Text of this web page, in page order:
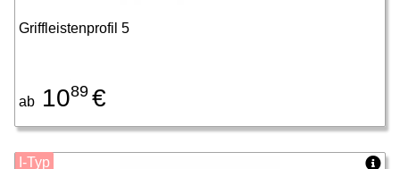
Griffleistenprofil 5
ab 1089 €
I-Typ